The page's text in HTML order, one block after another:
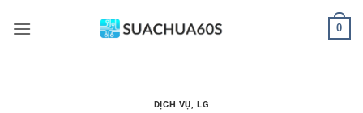
qua
0
DỊCH VỤ, LG